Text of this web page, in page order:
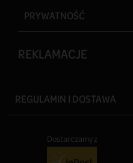
PRYWATNOŚĆ
REKLAMACJE
REGULAMIN I DOSTAWA
Dostarczamy z